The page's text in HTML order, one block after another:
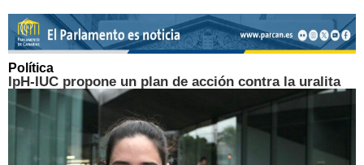
Política
IpH-IUC propone un plan de acción contra la uralita